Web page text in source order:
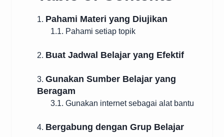
1. Pahami Materi yang Diujikan
1.1. Pahami setiap topik
2. Buat Jadwal Belajar yang Efektif
3. Gunakan Sumber Belajar yang
Beragam
3.1. Gunakan internet sebagai alat bantu
4. Bergabung dengan Grup Belajar